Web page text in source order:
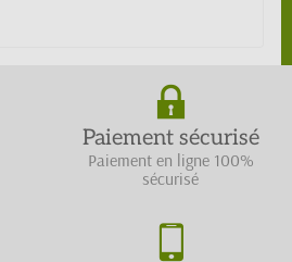
Paiement sécurisé
Paiement en ligne 100%
sécurisé